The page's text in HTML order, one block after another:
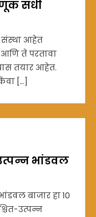
संधी
संस्था आहेत
ते परतावा
तयार आहेत.
[…]
भांडवल
बाजार हा 10
उत्पन्न